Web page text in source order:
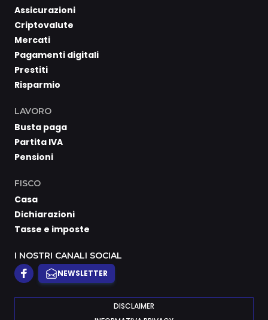
Assicurazioni
Criptovalute
Mercati
Pagamenti digitali
Prestiti
Risparmio
LAVORO
Busta paga
Partita IVA
Pensioni
FISCO
Casa
Dichiarazioni
Tasse e imposte
I NOSTRI CANALI SOCIAL
NEWSLETTER
DISCLAIMER